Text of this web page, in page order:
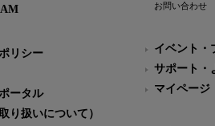
リシー
ータル
り扱いについて）
お問い合わせ
イベント・
サポート・
マイページ